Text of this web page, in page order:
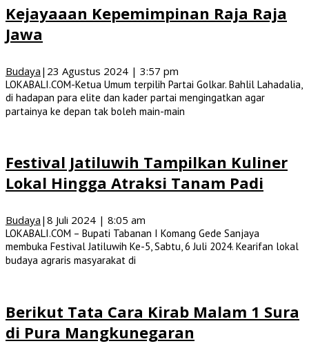
Kejayaaan Kepemimpinan Raja Raja
Jawa
Budaya | 23 Agustus 2024 | 3:57 pm
LOKABALI.COM-Ketua Umum terpilih Partai Golkar. Bahlil Lahadalia,
di hadapan para elite dan kader partai mengingatkan agar
partainya ke depan tak boleh main-main
Festival Jatiluwih Tampilkan Kuliner
Lokal Hingga Atraksi Tanam Padi
Budaya | 8 Juli 2024 | 8:05 am
LOKABALI.COM – Bupati Tabanan I Komang Gede Sanjaya
membuka Festival Jatiluwih Ke-5, Sabtu, 6 Juli 2024. Kearifan lokal
budaya agraris masyarakat di
Berikut Tata Cara Kirab Malam 1 Sura
di Pura Mangkunegaran